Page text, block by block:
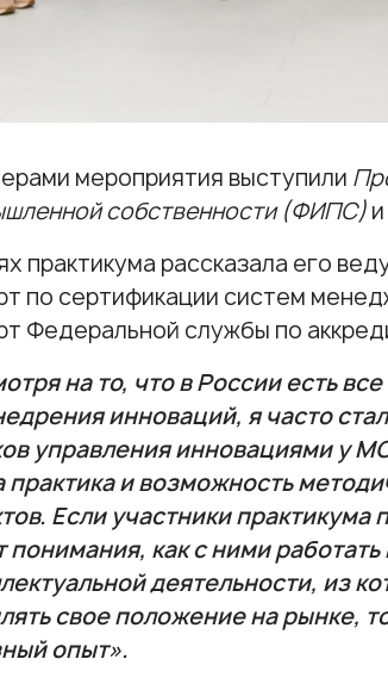
мероприятия выступили
собственности (ФИПС)и
практикума рассказала его
по сертификации систем
Федеральной службы по
на то, что в России есть
инноваций, я часто
управления инновациями у
практика и возможность
Если участники
понимания, как с ними
деятельности, из
свое положение на рынке,
опыт».